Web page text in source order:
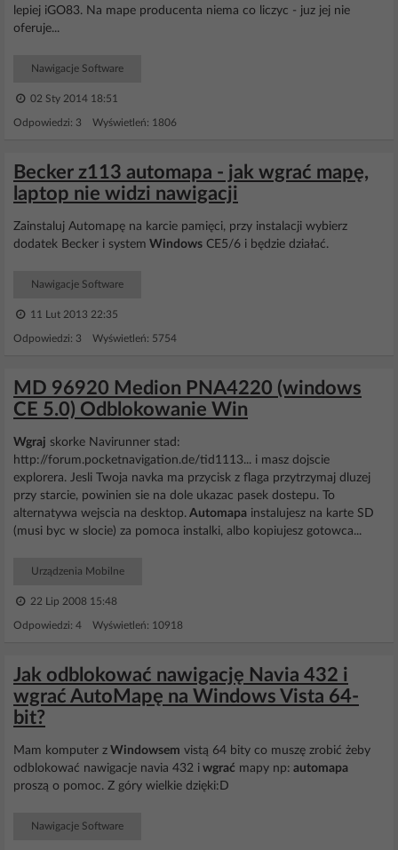
lepiej iGO83. Na mape producenta niema co liczyc - juz jej nie
oferuje...
Nawigacje Software
02 Sty 2014 18:51
Odpowiedzi: 3 Wyświetleń: 1806
Becker z113 automapa - jak wgrać mapę,
laptop nie widzi nawigacji
Zainstaluj Automapę na karcie pamięci, przy instalacji wybierz
dodatek Becker i system Windows CE5/6 i będzie działać.
Nawigacje Software
11 Lut 2013 22:35
Odpowiedzi: 3 Wyświetleń: 5754
MD 96920 Medion PNA4220 (windows
CE 5.0) Odblokowanie Win
Wgraj skorke Navirunner stad:
http://forum.pocketnavigation.de/tid1113... i masz dojscie
explorera. Jesli Twoja navka ma przycisk z flaga przytrzymaj dluzej
przy starcie, powinien sie na dole ukazac pasek dostepu. To
alternatywa wejscia na desktop. Automapa instalujesz na karte SD
(musi byc w slocie) za pomoca instalki, albo kopiujesz gotowca...
Urządzenia Mobilne
22 Lip 2008 15:48
Odpowiedzi: 4 Wyświetleń: 10918
Jak odblokować nawigację Navia 432 i
wgrać AutoMapę na Windows Vista 64-
bit?
Mam komputer z Windowsem vistą 64 bity co muszę zrobić żeby
odblokować nawigacje navia 432 i wgrać mapy np: automapa
proszą o pomoc. Z góry wielkie dzięki:D
Nawigacje Software